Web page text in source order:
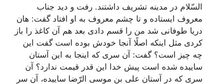
السّلام در مدینه تشریف داشتند. رفت و دید جناب
معروف ایستاده و تا چشم معروف به او افتاد گفت: هان
دریا طوفانی شد من را قسم دادی بعد هم آن كاغذ را باز
كردی مثل اینكه اصلًا آنجا خودش بوده است گفت این
چه چیز است؟ گفت: آن سری كه اینجا به این آستان
ساییده شده است پیش خدا این قدر قیمت ندارد؟ آن
سری كه در آستان علی بن موسی الرّضا ساییده، آن سر